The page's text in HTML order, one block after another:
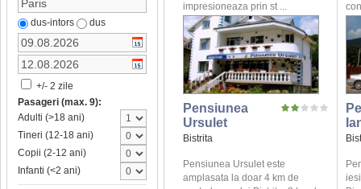
dus-intors dus
+/- 2 zile
Pasageri (max. 9):
Adulti (>18 ani)
Tineri (12-18 ani)
Copii (2-12 ani)
Infanti (<2 ani)
impresioneaza prin st ...
Pensiunea
Ursulet
Bistrita
Pensiunea Ursulet este
amplasata la doar 4 km de